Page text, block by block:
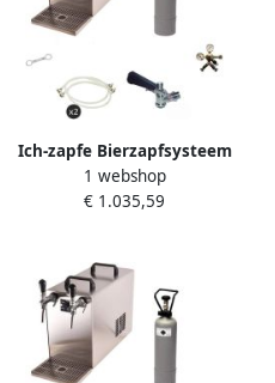
Ich-zapfe Bierzapfsysteem
STREAM 50 Complete Set 2-
lijns Doorstroomkoeler tot
1 webshop
€ 1.035,59